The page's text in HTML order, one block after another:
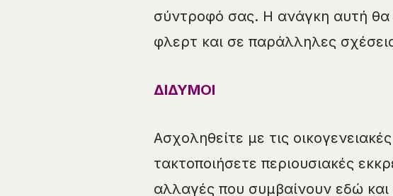
σύντροφό σας. Η ανάγκη αυτή θα
φλερτ και σε παράλληλες
ΔΙΔΥΜΟΙ
Ασχοληθείτε με τις
τακτοποιήσετε περιουσιακές
αλλαγές που συμβαίνουν εδώ